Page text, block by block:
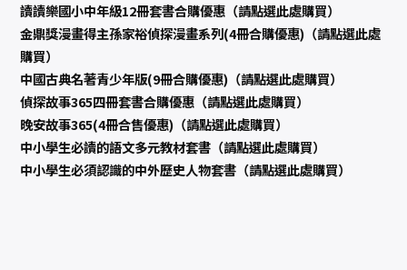
讀讀樂國小中年級12冊套書合購優惠（請點選此處購買）
金鼎獎漫畫得主孫家裕偵探漫畫系列(4冊合購優惠)（請點選此處
購買）
中國古典名著青少年版(9冊合購優惠)（請點選此處購買）
偵探故事365四冊套書合購優惠（請點選此處購買）
晚安故事365(4冊合售優惠)（請點選此處購買）
中小學生必讀的語文多元教材套書（請點選此處購買）
中小學生必須認識的中外歷史人物套書（請點選此處購買）